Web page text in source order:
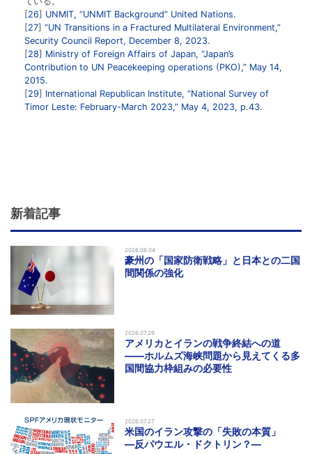
26
UNMIT, “UNMIT Background” United Nations.
27 “UN Transitions in a Fractured Multilateral Environment,”
Security Council Report, December 8, 2023.
28
Ministry of Foreign Affairs of Japan, “Japan’s
Contribution to UN Peacekeeping operations (PKO),” May 14,
2015.
29
International Republican Institute, “National Survey of
Timor Leste: February-March 2023,” May 4, 2023, p.43.
新着記事
2026.08.04
豪州の「国家防衛戦略」と日本との二国
間関係の強化
2026.07.29
アメリカとイランの戦争終結への道
――ホルムズ海峡問題から見えてくる多
国間協力枠組みの必要性
2026.07.27
米国のイラン攻撃の「失敗の本質」
―反パウエル・ドクトリン？―